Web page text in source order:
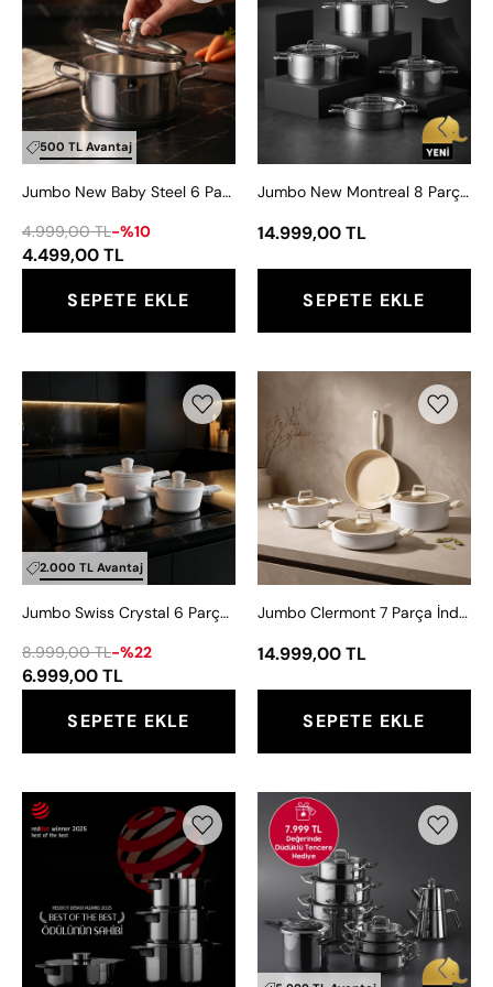
500 TL Avantaj
Baby
Steel
Parça
İndüksiyon
Tabanlı
Mini
Set
Jumbo New Baby Steel 6 Parça İndüksiyon Tabanlı Çelik Mini Set
4.999,00 TL-%10
4.499,00 TL
SEPETE EKLE
Montreal
8
Parça
İndüksiyon
Tabanlı
Tencere
Jumbo New Montreal 8 Parça İndüksiyon Tabanlı Parlak Çelik Tencere Seti
14.999,00 TL
SEPETE EKLE
2.000 TL Avantaj
Swiss
6
Parça
Light
Grey
Midi
Seti
Jumbo Swiss Crystal 6 Parça Light Grey Midi Tencere Seti
8.999,00 TL-%22
6.999,00 TL
SEPETE EKLE
Jumbo
Clermont
Parça
İndüksiyon
Tabanlı
Tencere
Seti
Jumbo Clermont 7 Parça İndüksiyon Tabanlı Tencere Seti
14.999,00 TL
SEPETE EKLE
Jumbo
Infinity
3PLY
8
Parça
İndüksiyon
Tabanlı
Proshine
17
Parça
İndüksiyon
Tabanlı
Çeyiz